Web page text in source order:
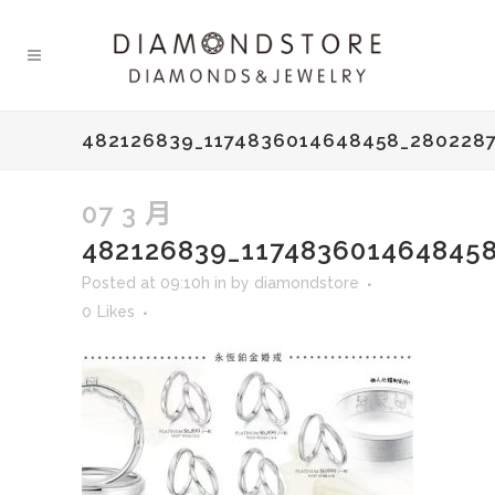
07 3 月
Posted at 09:10h in by diamondstore
0
Likes